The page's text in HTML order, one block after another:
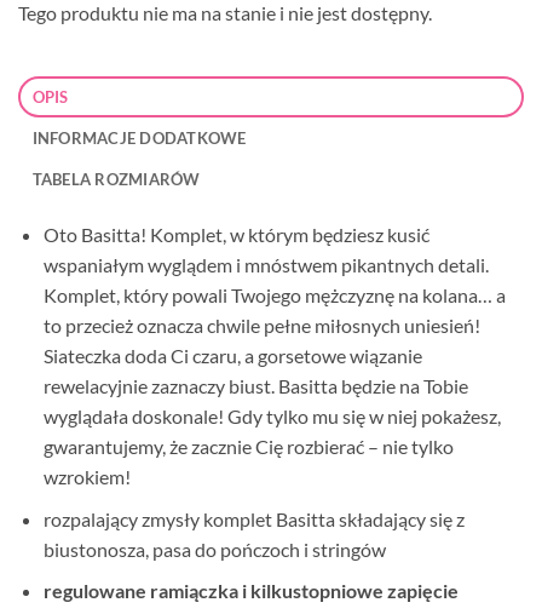
Tego produktu nie ma na stanie i nie jest dostępny.
OPIS
INFORMACJE DODATKOWE
TABELA ROZMIARÓW
Oto Basitta! Komplet, w którym będziesz kusić
wspaniałym wyglądem i mnóstwem pikantnych detali.
Komplet, który powali Twojego mężczyznę na kolana… a
to przecież oznacza chwile pełne miłosnych uniesień!
Siateczka doda Ci czaru, a gorsetowe wiązanie
rewelacyjnie zaznaczy biust. Basitta będzie na Tobie
wyglądała doskonale! Gdy tylko mu się w niej pokażesz,
gwarantujemy, że zacznie Cię rozbierać – nie tylko
wzrokiem!
rozpalający zmysły komplet Basitta składający się z
biustonosza, pasa do pończoch i stringów
regulowane ramiączka i kilkustopniowe zapięcie